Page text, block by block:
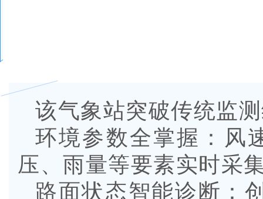
该气象站突破传统监
环境参数全掌握：风
压、雨量等要素实时采
路面状态智能诊断：